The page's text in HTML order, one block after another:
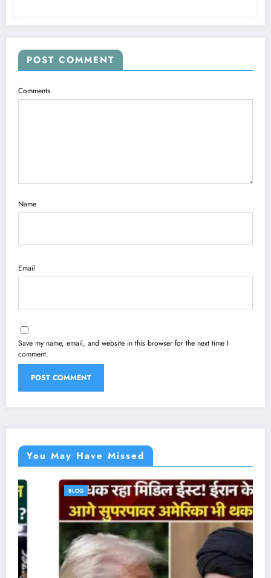
POST COMMENT
Comments
Name
Email
Save my name, email, and website in this browser for the next time I
comment.
You May Have Missed